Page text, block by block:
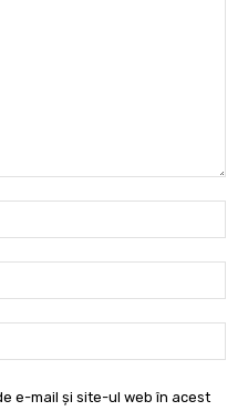
e-mail și site-ul web în acest